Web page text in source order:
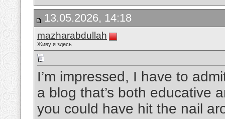
13.05.2026, 14:18
mazharabdullah
Живу я здесь
I’m impressed, I have to
a blog that’s both educative
you could have hit the nail